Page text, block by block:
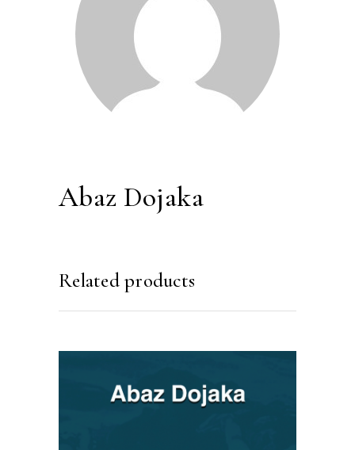
Abaz Dojaka
Related products